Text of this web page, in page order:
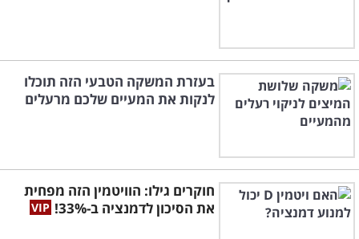
בעזרת המשקה הטבעי הזה תוכלו
לנקות את המעיים שלכם מרעלים
חוקרים גילו: הוויטמין הזה מפחית
את הסיכון לדמנציה ב-33%!